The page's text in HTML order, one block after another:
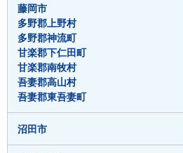
藤岡市
多野郡上野村
多野郡神流町
甘楽郡下仁田町
甘楽郡南牧村
吾妻郡高山村
吾妻郡東吾妻町
沼田市